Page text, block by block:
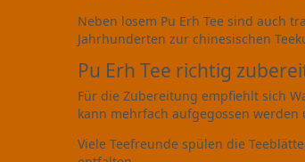
Neben losem Pu Erh Tee sind auch
Jahrhunderten zur chinesischen
Pu Erh Tee richtig
Für die Zubereitung empfiehlt sich
kann mehrfach aufgegossen
Viele Teefreunde spülen die